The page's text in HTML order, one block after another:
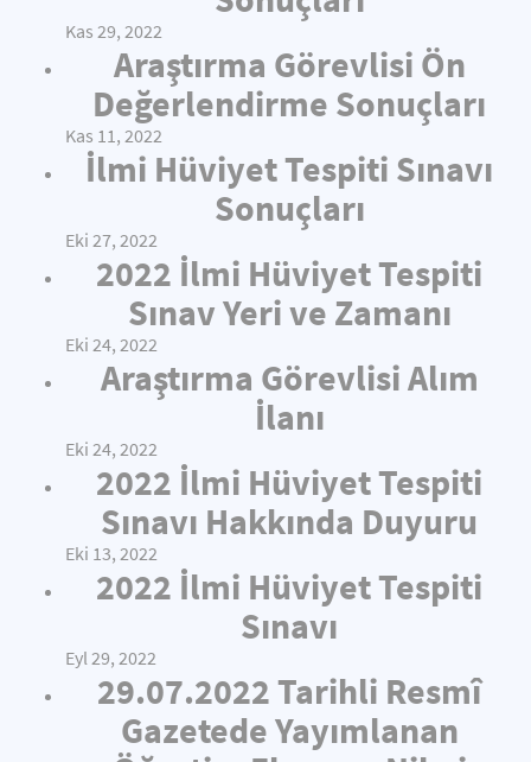
Kas 29, 2022
Araştırma Görevlisi Ön
Değerlendirme Sonuçları
Kas 11, 2022
İlmi Hüviyet Tespiti Sınavı
Sonuçları
Eki 27, 2022
2022 İlmi Hüviyet Tespiti
Sınav Yeri ve Zamanı
Eki 24, 2022
Araştırma Görevlisi Alım
İlanı
Eki 24, 2022
2022 İlmi Hüviyet Tespiti
Sınavı Hakkında Duyuru
Eki 13, 2022
2022 İlmi Hüviyet Tespiti
Sınavı
Eyl 29, 2022
29.07.2022 Tarihli Resmî
Gazetede Yayımlanan